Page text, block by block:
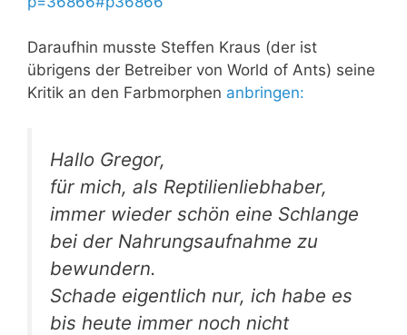
Daraufhin musste Steffen Kraus (der ist
übrigens der Betreiber von World of Ants) seine
Kritik an den Farbmorphen anbringen:
Hallo Gregor,
für mich, als Reptilienliebhaber,
immer wieder schön eine Schlange
bei der Nahrungsaufnahme zu
bewundern.
Schade eigentlich nur, ich habe es
bis heute immer noch nicht